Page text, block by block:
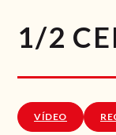
1/2
VÍDEO